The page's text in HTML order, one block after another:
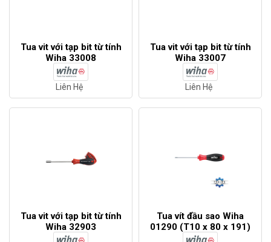
Tua vit với tạp bit từ tính
Wiha 33008
Liên Hệ
Tua vit với tạp bit từ tính
Wiha 33007
Liên Hệ
Tua vit với tạp bit từ tính
Wiha 32903
Tua vít đầu sao Wiha
01290 (T10 x 80 x 191)